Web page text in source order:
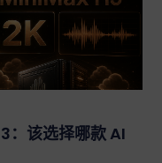
该选择哪款 AI